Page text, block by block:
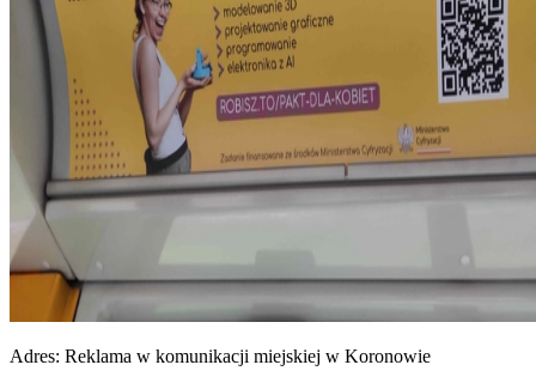
Adres: Reklama w komunikacji miejskiej w Koronowie